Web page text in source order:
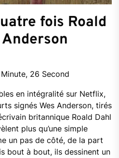
fois Roald
Minute, 26 Second
en intégralité sur Netflix,
signés Wes Anderson, tirés
britannique Roald Dahl
plus qu’une simple
un pas de côté, de la part
bout à bout, ils dessinent un